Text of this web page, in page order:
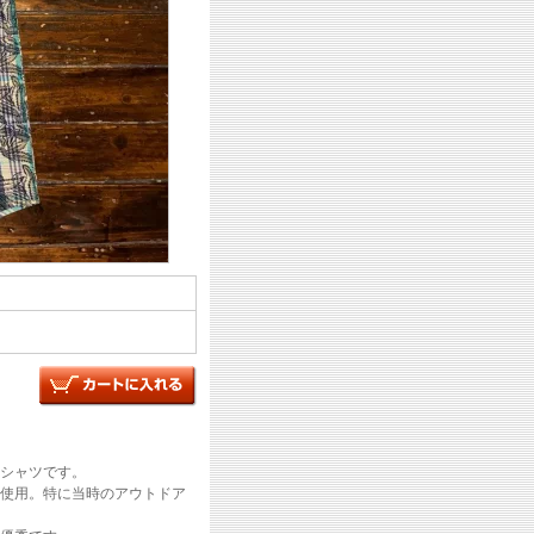
ャツです。
用。特に当時のアウトドア